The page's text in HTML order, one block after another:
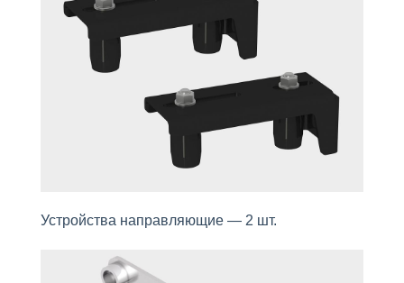
Устройства направляющие — 2 шт.